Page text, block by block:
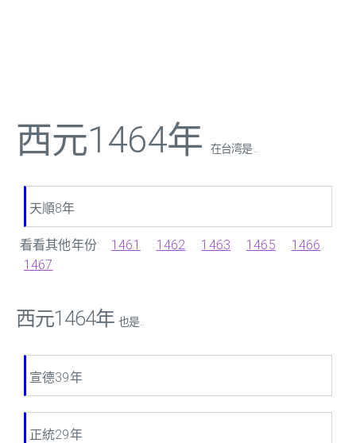
西元1464年 在台湾是 ...
天順8年
看看其他年份: 1461 1462 1463 1465
1466
1467
西元1464年 也是...
宣德39年
正統29年